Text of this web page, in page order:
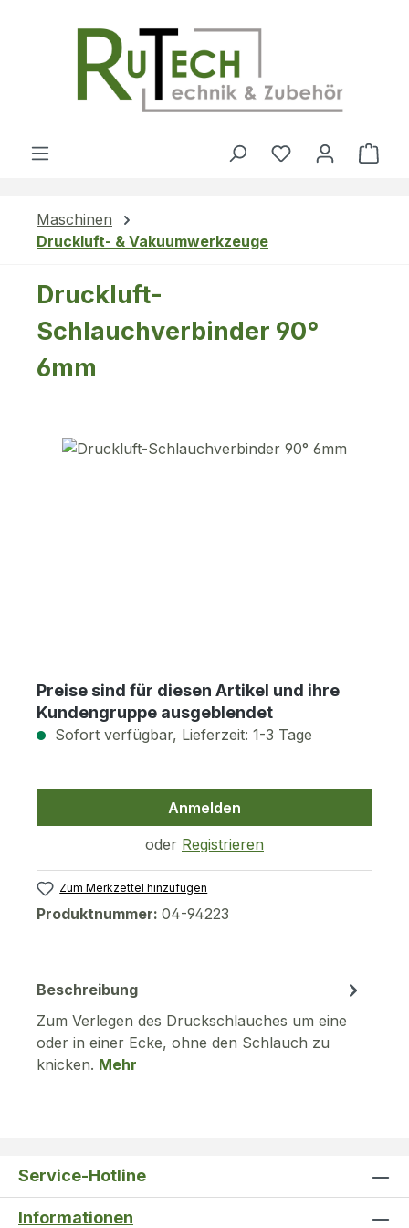
Du hast 0
Maschinen
Druckluft- & Vakuumwerkzeuge
Druckluft-
Schlauchverbinder 90°
6mm
Bildergalerie überspringen
Preise sind für diesen Artikel und ihre
Kundengruppe ausgeblendet
Sofort verfügbar, Lieferzeit: 1-3 Tage
Anmelden
oder Registrieren
Zum Merkzettel hinzufügen
Produktnummer: 04-94223
Beschreibung
Zum Verlegen des Druckschlauches um eine
oder in einer Ecke, ohne den Schlauch zu
knicken. Mehr
Service-Hotline
Informationen